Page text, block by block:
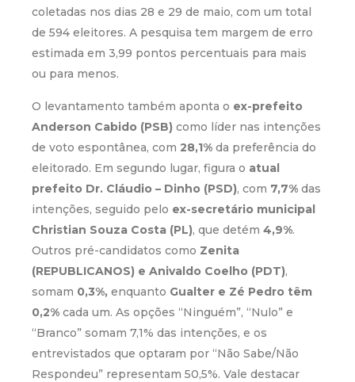
coletadas nos dias 28 e 29 de maio, com um total
de 594 eleitores. A pesquisa tem margem de erro
estimada em 3,99 pontos percentuais para mais
ou para menos.
O levantamento também aponta o ex-prefeito
Anderson Cabido (PSB) como líder nas intenções
de voto espontânea, com 28,1% da preferência do
eleitorado. Em segundo lugar, figura o atual
prefeito Dr. Cláudio – Dinho (PSD), com 7,7% das
intenções, seguido pelo ex-secretário municipal
Christian Souza Costa (PL), que detém 4,9%.
Outros pré-candidatos como Zenita
(REPUBLICANOS) e Anivaldo Coelho (PDT),
somam 0,3%, enquanto Gualter e Zé Pedro têm
0,2% cada um. As opções “Ninguém”, “Nulo” e
“Branco” somam 7,1% das intenções, e os
entrevistados que optaram por “Não Sabe/Não
Respondeu” representam 50,5%. Vale destacar